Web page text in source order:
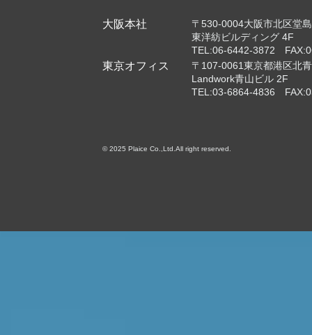
大阪本社
〒530-0004大阪市北区堂
東洋紡ビルディング 4F
TEL:06-6442-3872
東京オフィス
〒107-0061東京都港区北
Landwork青山ビル 2F
TEL:03-6864-4836
© 2025 Plaice Co.,Ltd.All right reserved.